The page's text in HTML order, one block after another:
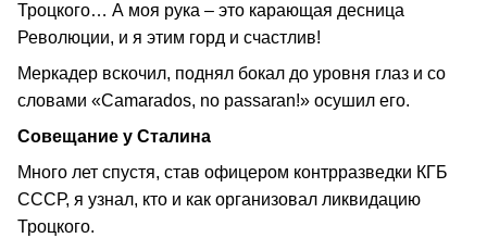
Троцкого… А моя рука – это карающая десница
Революции, и я этим горд и счастлив!
Меркадер вскочил, поднял бокал до уровня глаз и со
словами «Сamarados, no passaran!» осушил его.
Совещание у Сталина
Много лет спустя, став офицером контрразведки КГБ
СССР, я узнал, кто и как организовал ликвидацию
Троцкого.